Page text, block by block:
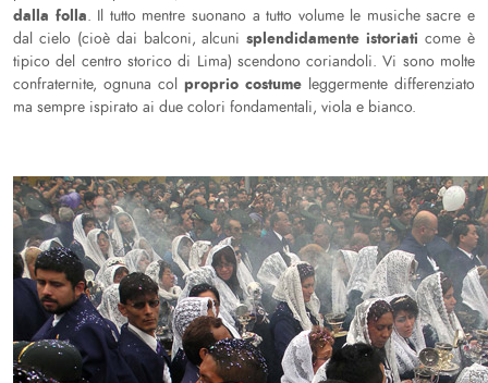
dalla folla. Il tutto mentre suonano a tutto volume le musiche sacre e
dal cielo (cioè dai balconi, alcunisplendidamente istoriati come è
tipico del centro storico di Lima) scendono coriandoli. Vi sono molte
confraternite, ognuna col proprio costume leggermente differenziato
ma sempre ispirato ai due colori fondamentali, viola e bianco.